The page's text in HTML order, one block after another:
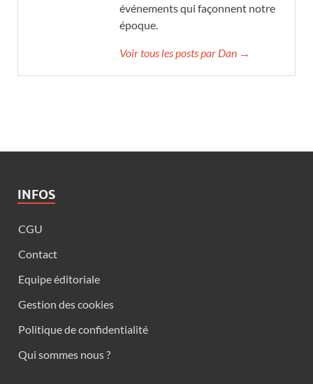
événements qui façonnent notre
époque.
Voir tous les posts par Dan →
INFOS
CGU
Contact
Equipe éditoriale
Gestion des cookies
Politique de confidentialité
Qui sommes nous ?